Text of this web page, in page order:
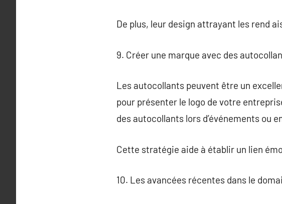
De plus, leur design attrayant les rend
9. Créer une marque avec des
Les autocollants peuvent être un
pour présenter le logo de votre
des autocollants lors d’événements ou
Cette stratégie aide à établir un lien
10. Les avancées récentes dans le